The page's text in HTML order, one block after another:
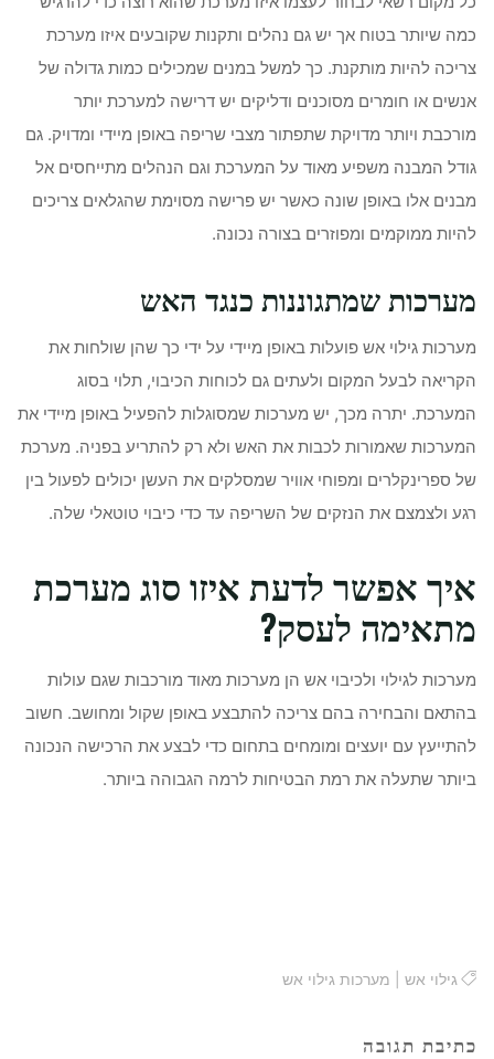
כמה שיותר בטוח אך יש גם נהלים ותקנות שקובעים איזו מערכת
צריכה להיות מותקנת. כך למשל במנים שמכילים כמות גדולה של
אנשים או חומרים מסוכנים ודליקים יש דרישה למערכת יותר
מורכבת ויותר מדויקת שתפתור מצבי שריפה באופן מיידי ומדויק. גם
גודל המבנה משפיע מאוד על המערכת וגם הנהלים מתייחסים אל
מבנים אלו באופן שונה כאשר יש פרישה מסוימת שהגלאים צריכים
להיות ממוקמים ומפוזרים בצורה נכונה.
מערכות שמתגוננות כנגד האש
מערכות גילוי אש פועלות באופן מיידי על ידי כך שהן שולחות את
הקריאה לבעל המקום ולעתים גם לכוחות הכיבוי, תלוי בסוג
המערכת. יתרה מכך, יש מערכות שמסוגלות להפעיל באופן מיידי את
המערכות שאמורות לכבות את האש ולא רק להתריע בפניה. מערכת
של ספרינקלרים ומפוחי אוויר שמסלקים את העשן יכולים לפעול בין
רגע ולצמצם את הנזקים של השריפה עד כדי כיבוי טוטאלי שלה.
איך אפשר לדעת איזו סוג מערכת
מתאימה לעסק?
מערכות לגילוי ולכיבוי אש הן מערכות מאוד מורכבות שגם עולות
בהתאם והבחירה בהם צריכה להתבצע באופן שקול ומחושב. חשוב
להתייעץ עם יועצים ומומחים בתחום כדי לבצע את הרכישה הנכונה
ביותר שתעלה את רמת הבטיחות לרמה הגבוהה ביותר.
גילוי אש מערכות גילוי אש
כתיבת תגובה